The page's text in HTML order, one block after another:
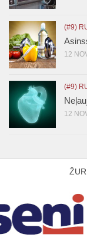
(#9)
12
(#9)
12